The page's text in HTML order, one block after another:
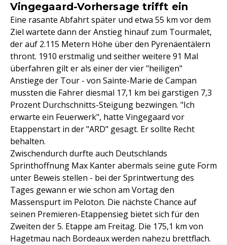
Vingegaard-Vorhersage trifft ein
Eine rasante Abfahrt später und etwa 55 km vor dem
Ziel wartete dann der Anstieg hinauf zum Tourmalet,
der auf 2.115 Metern Höhe über den Pyrenäentälern
thront. 1910 erstmalig und seither weitere 91 Mal
überfahren gilt er als einer der vier "heiligen"
Anstiege der Tour - von Sainte-Marie de Campan
mussten die Fahrer diesmal 17,1 km bei garstigen 7,3
Prozent Durchschnitts-Steigung bezwingen. "Ich
erwarte ein Feuerwerk", hatte Vingegaard vor
Etappenstart in der "ARD" gesagt. Er sollte Recht
behalten.
Zwischendurch durfte auch Deutschlands
Sprinthoffnung Max Kanter abermals seine gute Form
unter Beweis stellen - bei der Sprintwertung des
Tages gewann er wie schon am Vortag den
Massenspurt im Peloton. Die nächste Chance auf
seinen Premieren-Etappensieg bietet sich für den
Zweiten der 5. Etappe am Freitag. Die 175,1 km von
Hagetmau nach Bordeaux werden nahezu brettflach.